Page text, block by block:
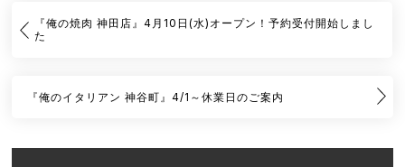
『俺の焼肉 神田店』4月10日(水)オープン！予約受付開始しまし
た
『俺のイタリアン 神谷町』4/1～休業日のご案内